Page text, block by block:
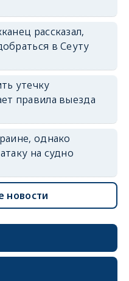
рассказал,
в Сеуту
утечку
правила выезда
однако
на судно
новости